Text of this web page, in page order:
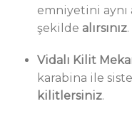
emniyetini
şekilde alırsınız.
Vidalı Kilit
karabina ile
kilitlersiniz.